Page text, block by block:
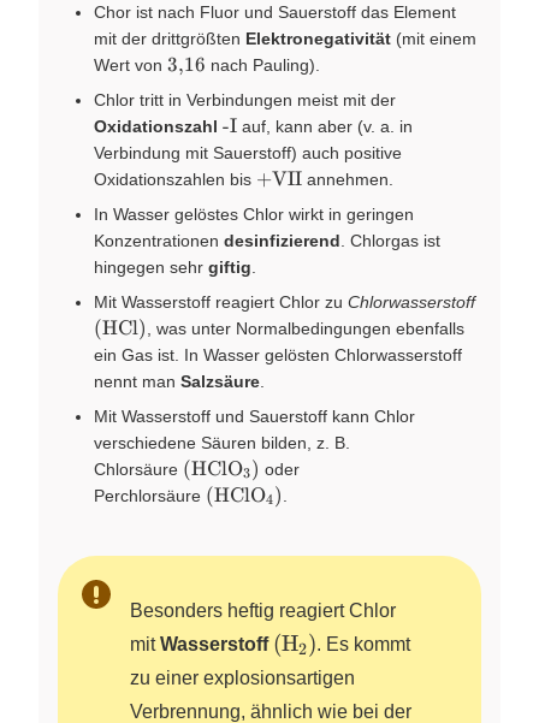
Chor ist nach Fluor und Sauerstoff das Element
mit der drittgrößten Elektronegativität (mit einem
Wert von 3{,}16
3,16 nach Pauling).
Chlor tritt in Verbindungen meist mit der
Oxidationszahl \text{-
I}
-I auf, kann aber (v. a. in
Verbindung mit Sauerstoff) auch positive
Oxidationszahlen bis \text{+VII}
+VII annehmen.
In Wasser gelöstes Chlor wirkt in geringen
Konzentrationen desinfizierend . Chlorgas ist
hingegen sehr giftig
Mit Wasserstoff reagiert Chlor zu Chlorwasserstoff\left(
(HCl)
, was unter Normalbedingungen ebenfalls
ein Gas ist. In Wasser gelösten Chlorwasserstoff
nennt man Salzsäure
Mit Wasserstoff und Sauerstoff kann Chlor
verschiedene Säuren bilden, z. B.
Chlorsäure \left( \ce{HClO3} \right)
(HClOX
3) oder
Perchlorsäure \left( \ce{HClO4} \right)
(HClOX
4)
Besonders heftig reagiert Chlor
mitWasserstoff \left(
\ce{H2}
\right)
(HX
2). Es kommt
zu einer explosionsartigen
Verbrennung, ähnlich wie bei der